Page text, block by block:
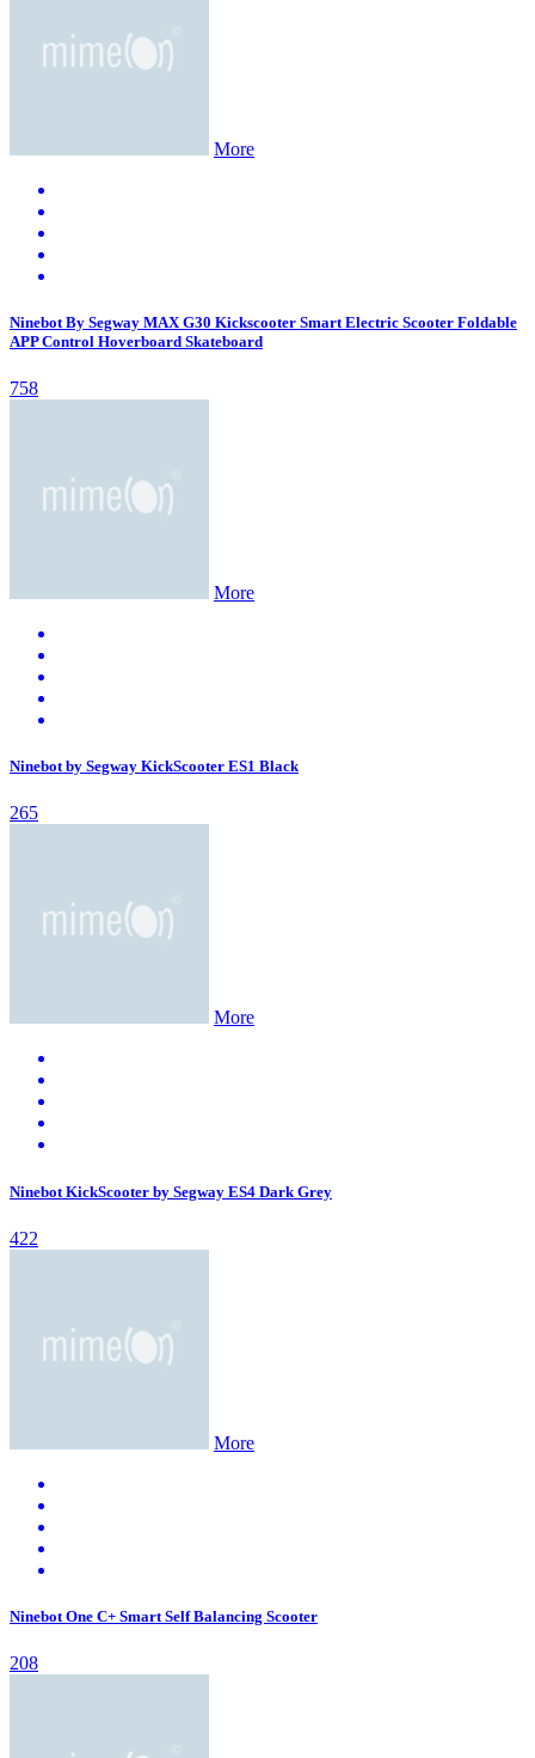
More
Ninebot By Segway MAX G30 Kickscooter Smart Electric Scooter Foldable
APP Control Hoverboard Skateboard
758
More
Ninebot by Segway KickScooter ES1 Black
265
More
Ninebot KickScooter by Segway ES4 Dark Grey
422
More
Ninebot One C+ Smart Self Balancing Scooter
208